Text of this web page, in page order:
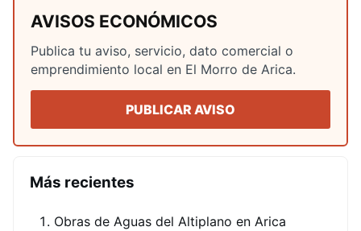
AVISOS ECONÓMICOS
Publica tu aviso, servicio, dato comercial o
emprendimiento local en El Morro de Arica.
PUBLICAR AVISO
Más recientes
Obras de Aguas del Altiplano en Arica